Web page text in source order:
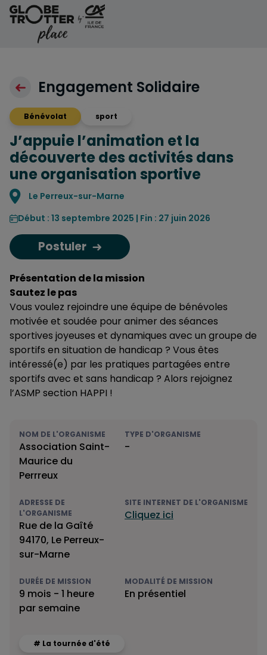
Aller au contenu
Engagement Solidaire
Bénévolat sport
J’appuie l’animation et la
découverte des activités dans
une organisation sportive
Localisation
Le Perreux-sur-Marne
Début : 13 septembre 2025 | Fin : 27 juin 2026
Postuler
Présentation de la mission
Sautez le pas
Vous voulez rejoindre une équipe de bénévoles
motivée et soudée pour animer des séances
sportives joyeuses et dynamiques avec un groupe de
sportifs en situation de handicap ? Vous êtes
intéressé(e) par les pratiques partagées entre
sportifs avec et sans handicap ? Alors rejoignez
l’ASMP section HAPPI !
NOM DE L'ORGANISME
Association Saint-
Maurice du
Perrreux
TYPE D'ORGANISME
-
ADRESSE DE
L'ORGANISME
Rue de la Gaîté
94170, Le Perreux-
sur-Marne
SITE INTERNET DE L'ORGANISME
Cliquez ici
DURÉE DE MISSION
9 mois - 1 heure
par semaine
MODALITÉ DE MISSION
En présentiel
# La tournée d'été